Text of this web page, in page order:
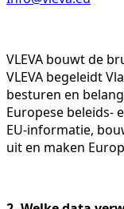
VLEVA bouwt de
VLEVA begeleidt
besturen en
Europese beleids-
EU-informatie,
uit en maken